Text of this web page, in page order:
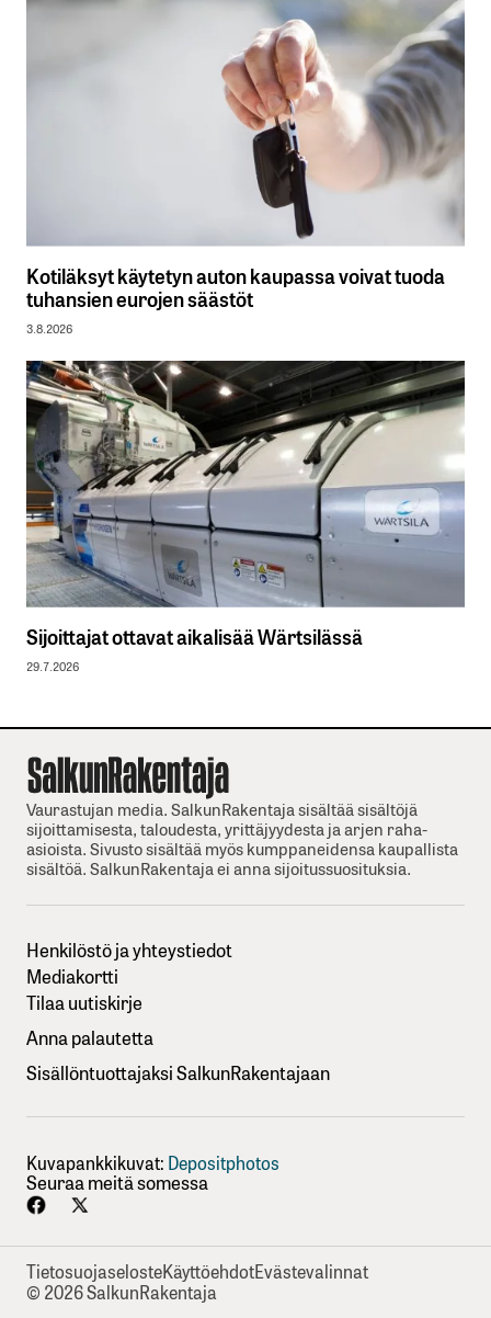
Kotiläksyt käytetyn auton kaupassa voivat tuoda
tuhansien eurojen säästöt
3.8.2026
Sijoittajat ottavat aikalisää Wärtsilässä
29.7.2026
Vaurastujan media. SalkunRakentaja sisältää sisältöjä
sijoittamisesta, taloudesta, yrittäjyydesta ja arjen raha-
asioista. Sivusto sisältää myös kumppaneidensa kaupallista
sisältöä. SalkunRakentaja ei anna sijoitussuosituksia.
Henkilöstö ja yhteystiedot
Mediakortti
Tilaa uutiskirje
Anna palautetta
Sisällöntuottajaksi SalkunRakentajaan
Kuvapankkikuvat: Depositphotos
Seuraa meitä somessa
TietosuojaselosteKäyttöehdotEvästevalinnat
© 2026 SalkunRakentaja